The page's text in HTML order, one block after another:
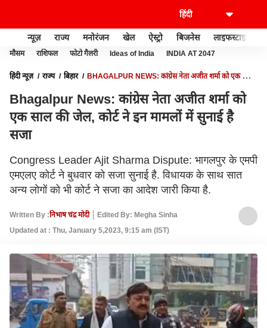
न्यूज़ राज्य मनोरंजन खेल ऐस्ट्रो बिजनेस लाइफस्टाइल
मौसम राशिफल फोटो गैलरी Ideas of India INDIA AT 2047
हिंदी न्यूज़ राज्य बिहार
BHAGALPUR NEWS: कांग्रेस नेता अजीत शर्मा को एक साल
Bhagalpur News: कांग्रेस नेता अजीत शर्मा को
एक साल की जेल, कोर्ट ने इन मामलों में सुनाई है
सजा
Congress Leader Ajit Sharma Dispute: भागलपुर के एमपी
एमएलए कोर्ट ने बुधवार को सजा सुनाई है. विधायक के साथ सात
अन्य लोगों को भी कोर्ट ने सजा का आदेश जारी किया है.
Written By :निभाष चंद्र मोदी
Edited By: Megha Sinha
Updated at : Thu, January 5,2023, 9:15 am (IST)